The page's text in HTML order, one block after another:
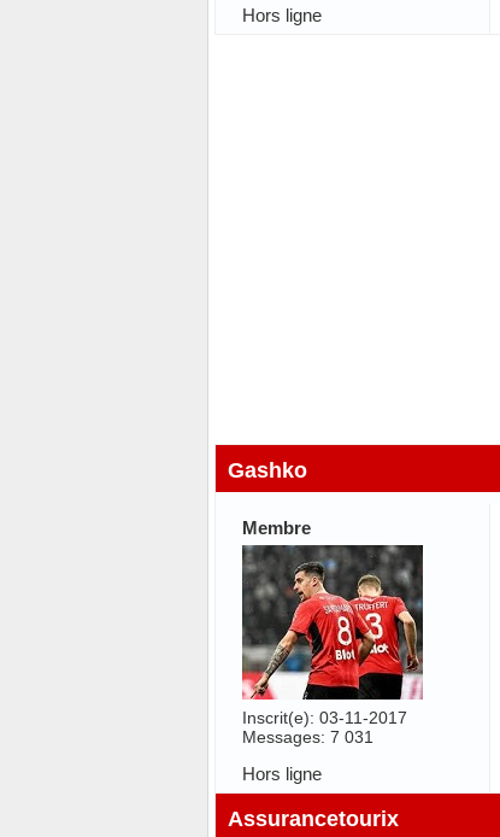
Hors ligne
Gashko
Membre
Inscrit(e): 03-11-2017
Messages: 7 031
Hors ligne
Assurancetourix